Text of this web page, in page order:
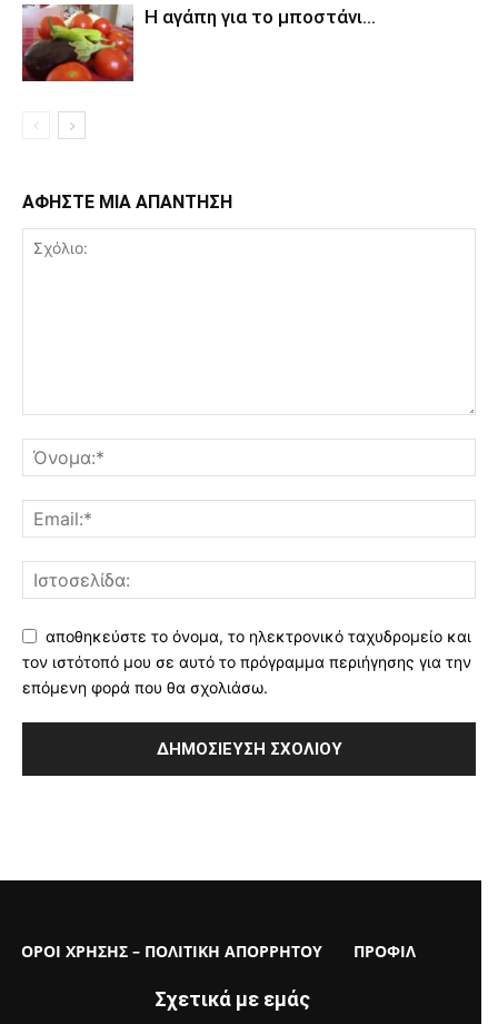
Η αγάπη για το μποστάνι…
ΑΦΗΣΤΕ ΜΙΑ ΑΠΑΝΤΗΣΗ
αποθηκεύστε το όνομα, το ηλεκτρονικό ταχυδρομείο και
τον ιστότοπό μου σε αυτό το πρόγραμμα περιήγησης για την
επόμενη φορά που θα σχολιάσω.
ΟΡΟΙ ΧΡΗΣΗΣ – ΠΟΛΙΤΙΚΗ ΑΠΟΡΡΗΤΟΥ ΠΡΟΦΙΛ
Σχετικά με εμάς